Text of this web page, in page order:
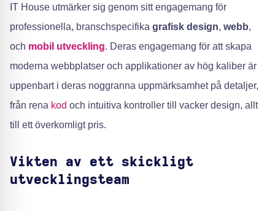
IT House utmärker sig genom sitt engagemang för
professionella, branschspecifika grafisk design, webb,
och mobil utveckling. Deras engagemang för att skapa
moderna webbplatser och applikationer av hög kaliber är
uppenbart i deras noggranna uppmärksamhet på detaljer,
från rena kod och intuitiva kontroller till vacker design, allt
till ett överkomligt pris.
Vikten av ett skickligt
utvecklingsteam